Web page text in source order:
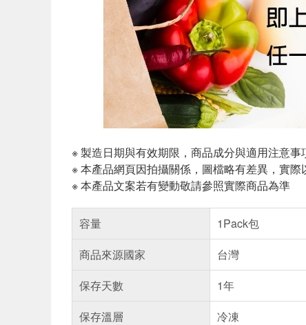
※ 製造日期與有效期限，商品成分與適用注意事
※ 本產品網頁因拍攝關係，圖檔略有差異，實際
※ 本產品文案若有變動敬請參照實際商品為準
容量
1Pack包
商品來源國家
台灣
保存天數
1年
保存溫層
冷凍